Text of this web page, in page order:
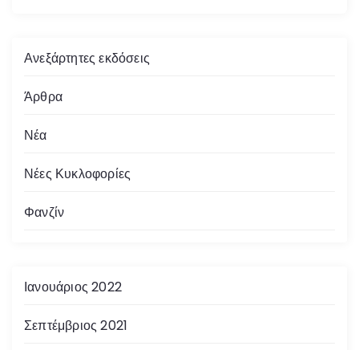
Ανεξάρτητες εκδόσεις
Άρθρα
Νέα
Νέες Κυκλοφορίες
Φανζίν
Ιανουάριος 2022
Σεπτέμβριος 2021